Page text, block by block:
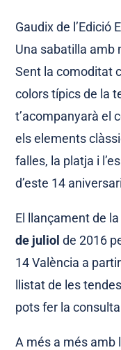
Gaudix de l’Edició
Una sabatilla
Sent la comoditat
colors típics de la
t’acompanyarà el
els elements
falles, la platja i
d’este 14
El llançament de
de juliol de 2016
14 València a partir
llistat de les
pots fer la
A més a més amb